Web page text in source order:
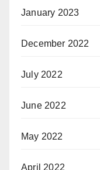
January 2023
December 2022
July 2022
June 2022
May 2022
April 2022